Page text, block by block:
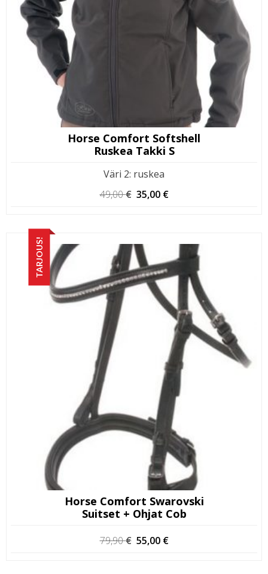
Horse Comfort Softshell
Ruskea Takki S
Väri 2: ruskea
49,00€ Alkuperäinen
35,00 €
TARJOUS!
Horse Comfort Swarovski
Suitset + Ohjat Cob
79,90€ Alkuperäinen
55,00 €